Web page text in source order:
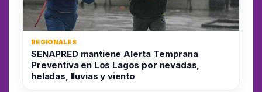
REGIONALES
SENAPRED mantiene Alerta Temprana
Preventiva en Los Lagos por nevadas,
heladas, lluvias y viento